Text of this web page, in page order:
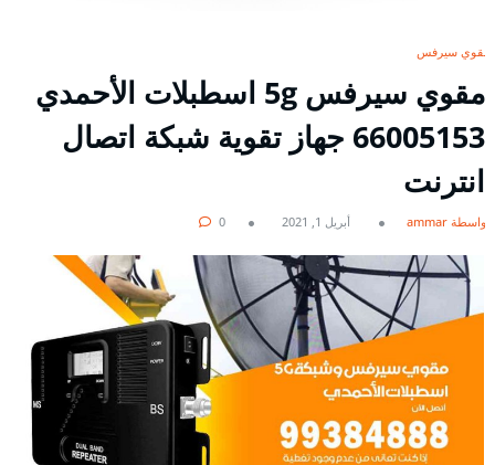
مقوي سيرفس
مقوي سيرفس 5g اسطبلات الأحمدي
66005153 جهاز تقوية شبكة اتصال
انترنت
بواسطة ammar أبريل 1, 2021 0